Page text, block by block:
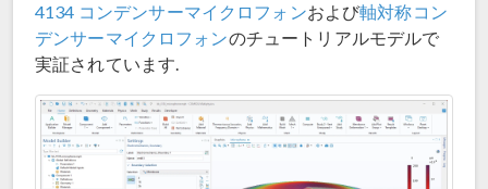
4134 コンデンサーマイクロフォンおよび軸対称コン
デンサーマイクロフォンのチュートリアルモデルで
実証されています.